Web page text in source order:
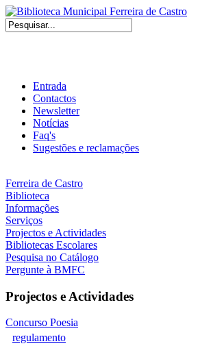
Entrada
Contactos
Newsletter
Notícias
Faq's
Sugestões e reclamações
Ferreira de Castro
Biblioteca
Informações
Serviços
Projectos e Actividades
Bibliotecas Escolares
Pesquisa no Catálogo
Pergunte à BMFC
Projectos e Actividades
Concurso Poesia
regulamento